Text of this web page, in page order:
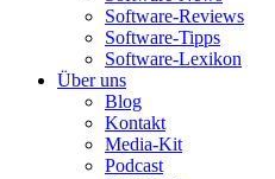
Software-Reviews
Software-Tipps
Software-Lexikon
Über uns
Blog
Kontakt
Media-Kit
Podcast